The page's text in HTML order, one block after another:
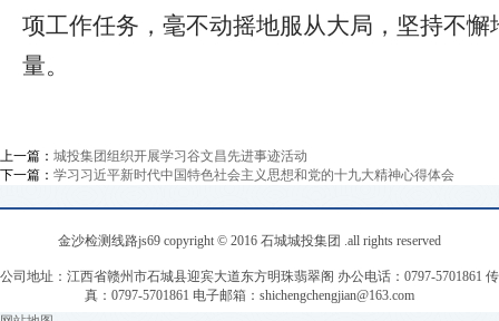
项工作任务，毫不动摇地服从大局，坚持不
量。
上一篇： 城投集团组织开展学习谷文昌先进事迹活动
下一篇： 学习习近平新时代中国特色社会主义思想和党的十九大精神心得体会
金沙检测线路js69 copyright © 2016 石城城投集团 .all rights reserved
公司地址：江西省赣州市石城县迎宾大道东方明珠翡翠阁 办公电话：0797-5701861 传
真：0797-5701861 电子邮箱： shichengchengjian@163.com